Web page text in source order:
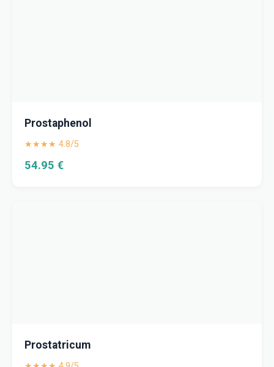
Prostaphenol
★★★★ 4.8/5
54.95 €
Prostatricum